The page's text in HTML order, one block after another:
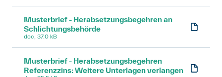
Musterbrief - Herabsetzungsbegehren an
Schlichtungsbehörde
doc, 37.0 kB
Musterbrief - Herabsetzungsbegehren
Referenzzins: Weitere Unterlagen verlangen